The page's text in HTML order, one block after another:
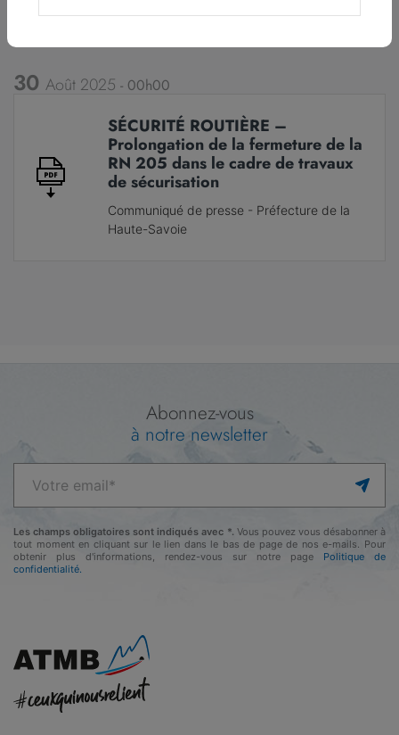
Communiqués de presse
30 Août 2025 00h00
SÉCURITÉ ROUTIÈRE –
Prolongation de la fermeture de la
RN 205 dans le cadre de travaux
de sécurisation
Communiqué de presse - Préfecture de la
Haute-Savoie
Abonnez-vous
à notre newsletter
Les champs obligatoires sont indiqués avec *. Vous pouvez vous désabonner à
tout moment en cliquant sur le lien dans le bas de page de nos e-mails. Pour
obtenir plus d'informations, rendez-vous sur notre page Politique de
confidentialité.